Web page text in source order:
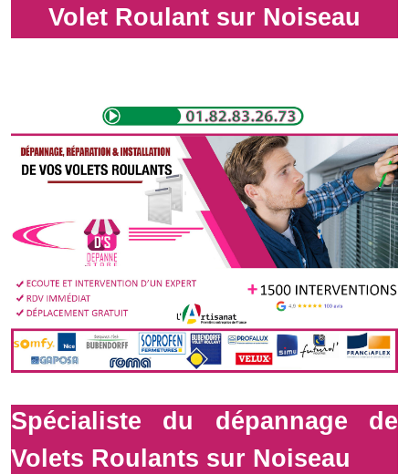
Volet Roulant sur Noiseau
Spécialiste du dépannage de
Volets Roulants sur Noiseau